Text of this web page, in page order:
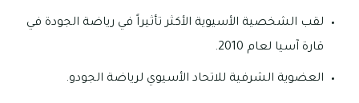
لقب الشخصية الأسيوية الأكثر تأثيراً في رياضة الجودة في
قارة آسيا لعام 2010.
العضوية الشرفية للاتحاد الأسيوي لرياضة الجودو.